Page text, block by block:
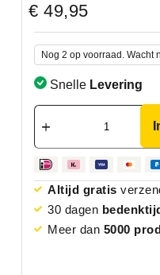
€ 49,95
Nog 2 op voorraad. Wacht
Snelle Levering
Altijd gratis
30 dagen
Meer dan 5000